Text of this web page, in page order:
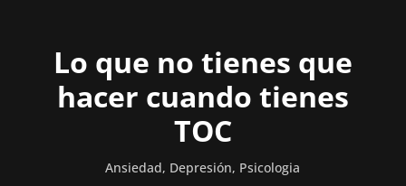
Lo que no tienes que
hacer cuando tienes
TOC
Ansiedad, Depresión, Psicologia